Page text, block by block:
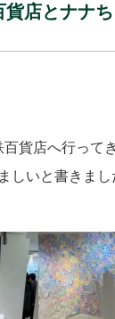
貨店とナナ
貨店へ行って
しいと書きま